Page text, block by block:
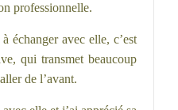
professionnelle.
échanger avec elle, c’est
qui transmet beaucoup
de l’avant.